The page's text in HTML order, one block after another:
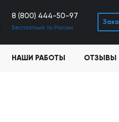
8 (800) 444-50-97
Бесплатный по России
НАШИ РАБОТЫ ОТЗЫВЫ